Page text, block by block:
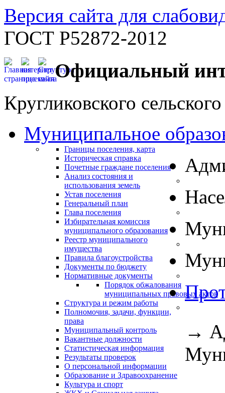
Версия сайта для
ГОСТ Р52872-2012
Официальный
Кругликовского
Муниципальное
Границы поселения, карта
Историческая справка
Почетные граждане поселения
Анализ состояния и
использования земель
Устав поселения
Генеральный план
Глава поселения
Избирательная комиссия
муниципального образования
Реестр муниципального
имущества
Правила благоустройства
Документы по бюджету
Нормативные документы
Порядок обжалования
муниципальных правовых актов
Структура и режим работы
Полномочия, задачи, функции,
права
Муниципальный контроль
Вакантные должности
Статистическая информация
Результаты проверок
О персональной информации
Образование и Здравоохранение
Культура и спорт
→